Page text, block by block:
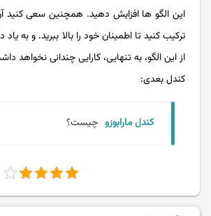
این الگو ها افزایش دهید. همچنین سعی کنید آن
ترکیب کنید تا اطمینان خود را بالا ببرید. و به
از این الگو، به تنهایی، کارایی چندانی نخواهد
کندل بعدی:
کندل مارابوزو چیست؟